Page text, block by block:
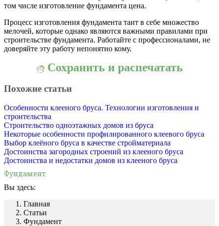
том числе изготовление фундамента цена.
Процесс изготовления фундамента таит в себе множество
мелочей, которые однако являются важными правилами при
строительстве фундамента. Работайте с профессионалами, не
доверяйте эту работу непонятно кому.
Сохранить и распечатать
Похожие статьи
Особенности клееного бруса. Технологии изготовления и
строительства
Строительство одноэтажных домов из бруса
Некоторые особенности профилированного клеевого бруса
Выбор клеёного бруса в качестве стройматериала
Достоинства загородных строений из клееного бруса
Достоинства и недостатки домов из клееного бруса
Фундамент
Вы здесь:
Главная
Статьи
Фундамент